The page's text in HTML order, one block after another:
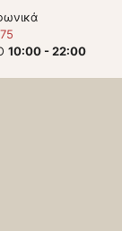
10:00 - 22:00